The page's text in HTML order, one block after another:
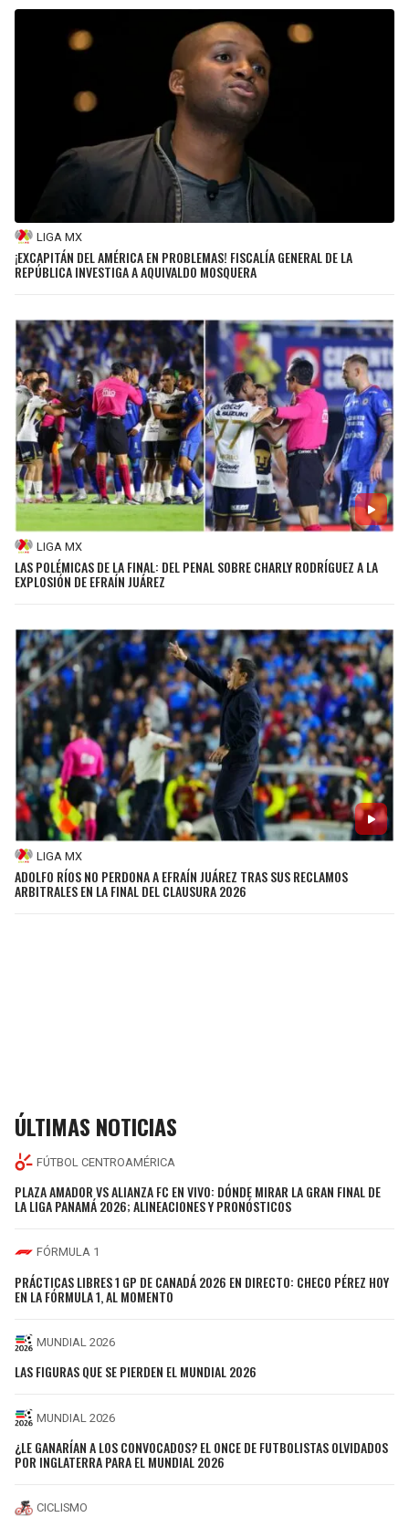
LIGA MX
¡EXCAPITÁN DEL AMÉRICA EN PROBLEMAS! FISCALÍA GENERAL DE LA
REPÚBLICA INVESTIGA A AQUIVALDO MOSQUERA
LIGA MX
LAS POLÉMICAS DE LA FINAL: DEL PENAL SOBRE CHARLY RODRÍGUEZ A LA
EXPLOSIÓN DE EFRAÍN JUÁREZ
LIGA MX
ADOLFO RÍOS NO PERDONA A EFRAÍN JUÁREZ TRAS SUS RECLAMOS
ARBITRALES EN LA FINAL DEL CLAUSURA 2026
ÚLTIMAS NOTICIAS
FÚTBOL CENTROAMÉRICA
PLAZA AMADOR VS ALIANZA FC EN VIVO: DÓNDE MIRAR LA GRAN FINAL DE
LA LIGA PANAMÁ 2026; ALINEACIONES Y PRONÓSTICOS
FÓRMULA 1
PRÁCTICAS LIBRES 1 GP DE CANADÁ 2026 EN DIRECTO: CHECO PÉREZ HOY
EN LA FÓRMULA 1, AL MOMENTO
MUNDIAL 2026
LAS FIGURAS QUE SE PIERDEN EL MUNDIAL 2026
MUNDIAL 2026
¿LE GANARÍAN A LOS CONVOCADOS? EL ONCE DE FUTBOLISTAS OLVIDADOS
POR INGLATERRA PARA EL MUNDIAL 2026
CICLISMO